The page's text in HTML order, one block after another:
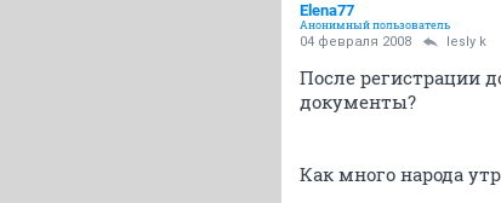
Elena77
Анонимный пользователь
04 февраля 2008 lesly k
После регистрации
документы?
Как много народа